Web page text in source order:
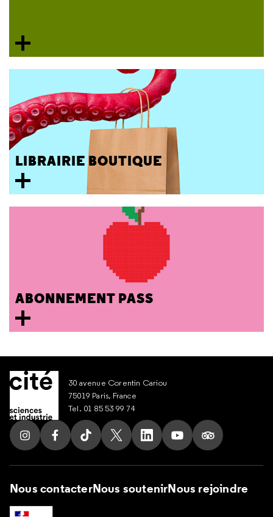
LIBRAIRIE BOUTIQUE
ABONNEMENT PASS
30 avenue Corentin Cariou
75019 Paris, France
Tel. 01 85 53 99 74
Suivez nous sur Instagram
Suivez nous sur Facebook
Suivez nous sur Tik Tok
Suivez nous sur X
Suivez nous sur LinkedIn
Suivez nous sur
Suivez nous
Nous contacterNous soutenirNous rejoindre